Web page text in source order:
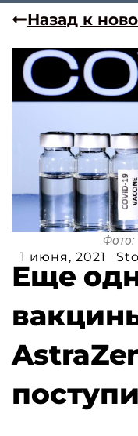
Назад к
Фото:
1 июня, 2021
Еще